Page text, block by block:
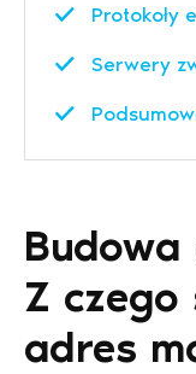
Protokoły
Serwery
Z czego
adres